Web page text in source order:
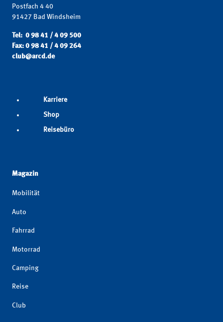
Postfach 4 40
91427 Bad Windsheim
Tel: 0 98 41 / 4 09 500
Fax: 0 98 41 / 4 09 264
club@arcd.de
Karriere
Shop
Reisebüro
Magazin
Mobilität
Auto
Fahrrad
Motorrad
Camping
Reise
Club